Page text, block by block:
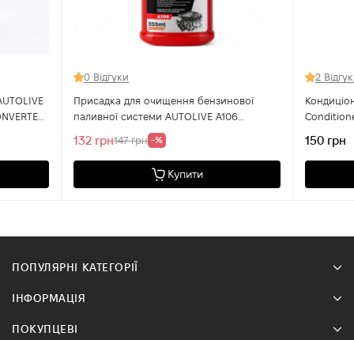
0 Відгуки
Присадка для очищення бензинової
паливної системи AUTOLIVE A106
Gasoline Treatment 355 мл
132 грн147 грн -%
Купити
2
150 грн
ПОПУЛЯРНІ КАТЕГОРІЇ
ІНФОРМАЦІЯ
ПОКУПЦЕВІ